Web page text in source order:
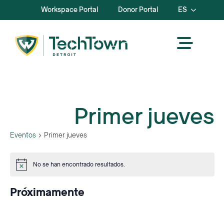
Workspace Portal Donor Portal ES
Primer jueves
Eventos Primer jueves
Aviso No se han encontrado resultados.
Próximamente